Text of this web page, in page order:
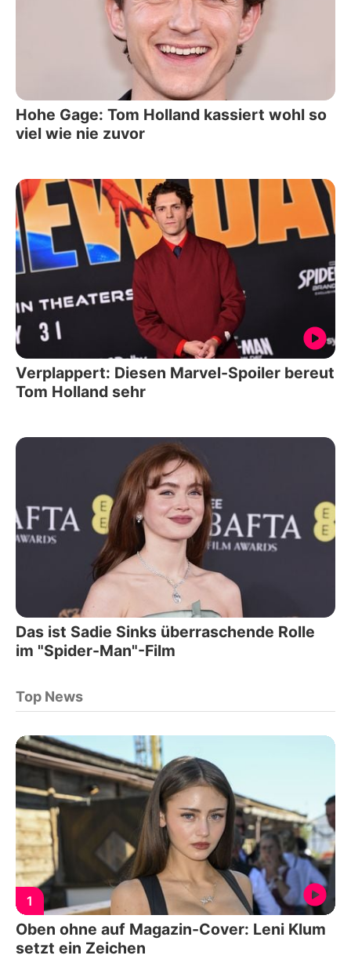
Hohe Gage: Tom Holland kassiert wohl so
viel wie nie zuvor
Verplappert: Diesen Marvel-Spoiler bereut
Tom Holland sehr
Das ist Sadie Sinks überraschende Rolle
im "Spider-Man"-Film
Top News
1
Oben ohne auf Magazin-Cover: Leni Klum
setzt ein Zeichen